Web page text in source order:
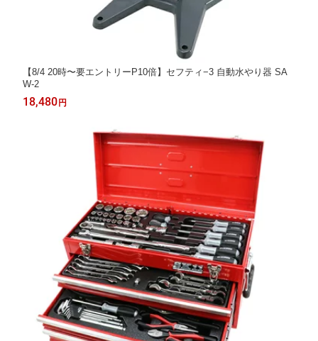
【8/4 20時〜要エントリーP10倍】セフティ−3 自動水やり器 SA
W-2
18,480円